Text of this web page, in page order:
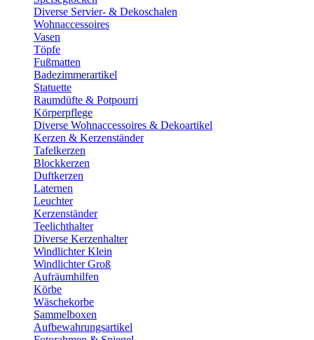
Diverse Servier- & Dekoschalen
Wohnaccessoires
Vasen
Töpfe
Fußmatten
Badezimmerartikel
Statuette
Raumdüfte & Potpourri
Körperpflege
Diverse Wohnaccessoires & Dekoartikel
Kerzen & Kerzenständer
Tafelkerzen
Blockkerzen
Duftkerzen
Laternen
Leuchter
Kerzenständer
Teelichthalter
Diverse Kerzenhalter
Windlichter Klein
Windlichter Groß
Aufräumhilfen
Körbe
Wäschekorbe
Sammelboxen
Aufbewahrungsartikel